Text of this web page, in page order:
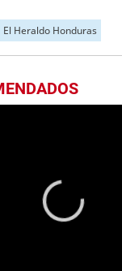
El Heraldo Honduras